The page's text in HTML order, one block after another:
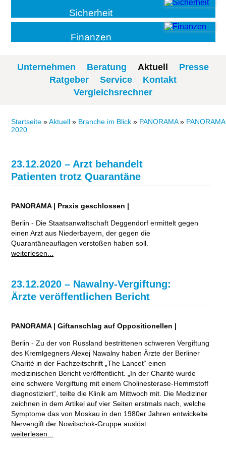
Sicherheit
Finanzen
Unternehmen Beratung Aktuell
Presse
Ratgeber
Service
Kontakt
Vergleichsrechner
Startseite »Aktuell » Branche im Blick » PANORAMA» PANORAMA
2020
23.12.2020 – Arzt behandelt
Patienten trotz Quarantäne
PANORAMA | Praxis geschlossen |
Berlin - Die Staatsanwaltschaft Deggendorf ermittelt gegen
einen Arzt aus Niederbayern, der gegen die
Quarantäneauflagen verstoßen haben soll.
weiterlesen...
23.12.2020 – Nawalny-Vergiftung:
Ärzte veröffentlichen Bericht
PANORAMA | Giftanschlag auf Oppositionellen |
Berlin - Zu der von Russland bestrittenen schweren Vergiftung
des Kremlgegners Alexej Nawalny haben Ärzte der Berliner
Charité in der Fachzeitschrift „The Lancet“ einen
medizinischen Bericht veröffentlicht. „In der Charité wurde
eine schwere Vergiftung mit einem Cholinesterase-Hemmstoff
diagnostiziert“, teilte die Klinik am Mittwoch mit. Die Mediziner
zeichnen in dem Artikel auf vier Seiten erstmals nach, welche
Symptome das von Moskau in den 1980er Jahren entwickelte
Nervengift der Nowitschok-Gruppe auslöst.
weiterlesen...